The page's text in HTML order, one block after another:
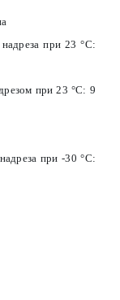
при 23 °С:
при 23 °С: 9
при -30 °С: